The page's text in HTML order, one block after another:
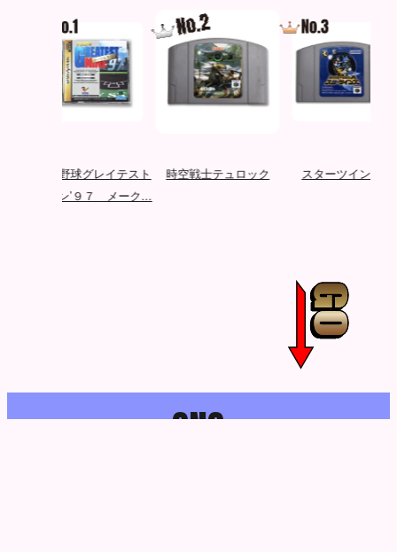
プロ野球グレイテスト
ナイン’９７ メーク...
時空戦士テュロック スターツインズ
SNS